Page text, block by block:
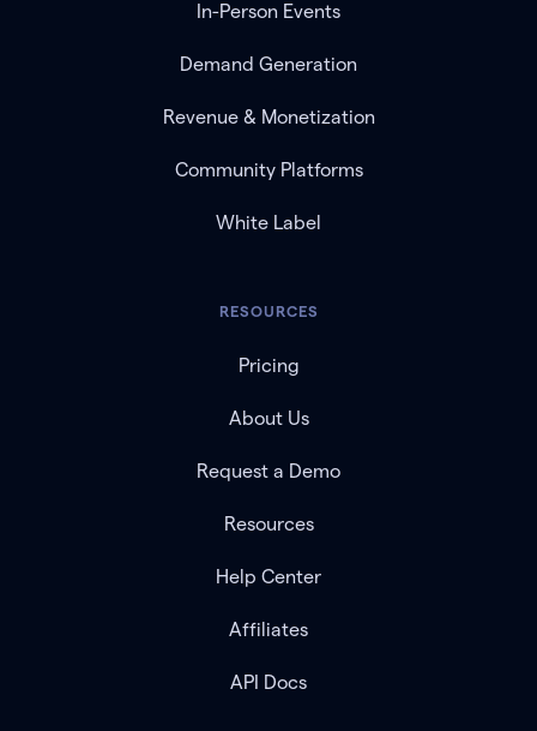
In-Person Events
Demand Generation
Revenue & Monetization
Community Platforms
White Label
RESOURCES
Pricing
About Us
Request a Demo
Resources
Help Center
Affiliates
API Docs